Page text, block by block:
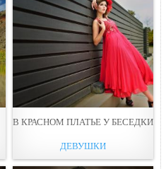
В КРАСНОМ ПЛАТЬЕ У БЕСЕДКИ
ДЕВУШКИ